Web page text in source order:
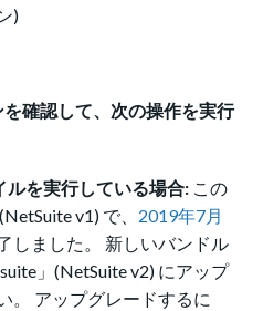
)
確認して、次の操作を実行
を実行している場合: この
v1) で、 2019年7月
しました。 新しいバンドル
」(NetSuite v2) にアップ
。 アップグレードするに